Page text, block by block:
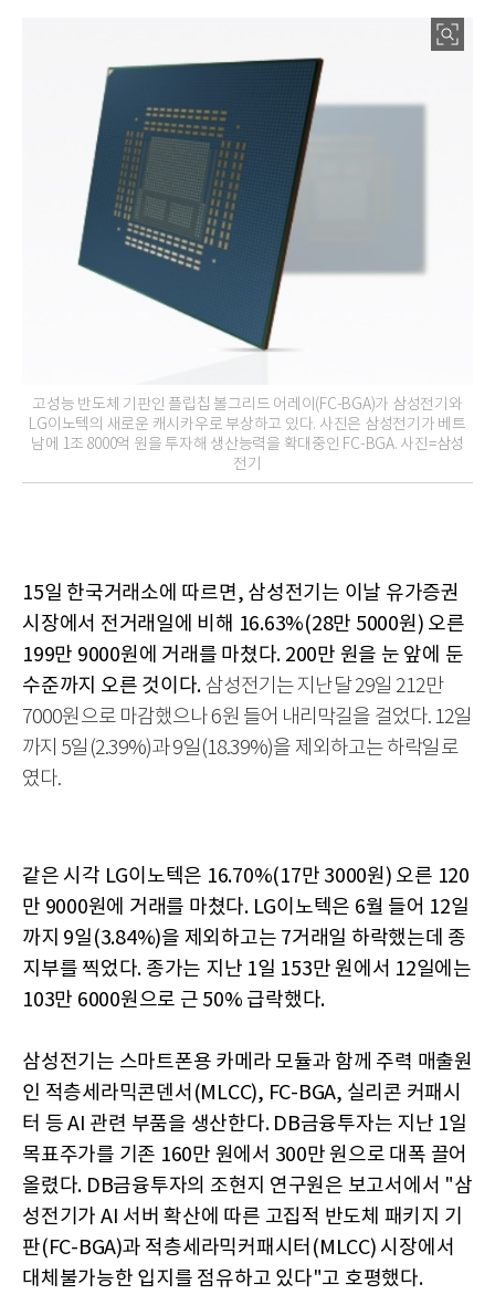
고성능 반도체 기판인 플립칩 볼그리드 어레이(FC-BGA)가 삼성전기와
LG이노텍의 새로운 캐시카우로 부상하고 있다. 사진은 삼성전기가 베트
남에 1조 8000억 원을 투자해 생산능력을 확대중인 FC-BGA. 사진=삼성
전기
15일 한국거래소에 따르면, 삼성전기는 이날 유가증권
시장에서 전거래일에 비해 16.63%(28만 5000원) 오른
199만 9000원에 거래를 마쳤다. 200만 원을 눈 앞에 둔
수준까지 오른 것이다. 삼성전기는 지난달 29일 212만
7000원으로 마감했으나 6원 들어 내리막길을 걸었다. 12일
까지 5일(2.39%)과 9일(18.39%)을 제외하고는 하락일로
였다.
같은 시각 LG이노텍은 16.70%(17만 3000원) 오른 120
만 9000원에 거래를 마쳤다. LG이노텍은 6월 들어 12일
까지 9일(3.84%)을 제외하고는 7거래일 하락했는데 종
지부를 찍었다. 종가는 지난 1일 153만 원에서 12일에는
103만 6000원으로 근 50% 급락했다.
삼성전기는 스마트폰용 카메라 모듈과 함께 주력 매출원
인 적층세라믹콘덴서(MLCC), FC-BGA, 실리콘 커패시
터 등 AI 관련 부품을 생산한다. DB금융투자는 지난 1일
목표주가를 기존 160만 원에서 300만 원으로 대폭 끌어
올렸다. DB금융투자의 조현지 연구원은 보고서에서 "삼
성전기가 AI 서버 확산에 따른 고집적 반도체 패키지 기
판(FC-BGA)과 적층세라믹커패시터(MLCC) 시장에서
대체불가능한 입지를 점유하고 있다"고 호평했다.